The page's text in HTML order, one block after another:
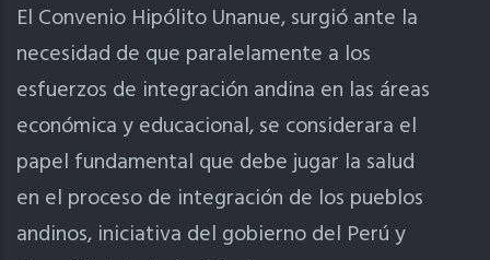
El Convenio Hipólito Unanue, surgió ante la
necesidad de que paralelamente a los
esfuerzos de integración andina en las áreas
económica y educacional, se considerara el
papel fundamental que debe jugar la salud
en el proceso de integración de los pueblos
andinos, iniciativa del gobierno del Perú y